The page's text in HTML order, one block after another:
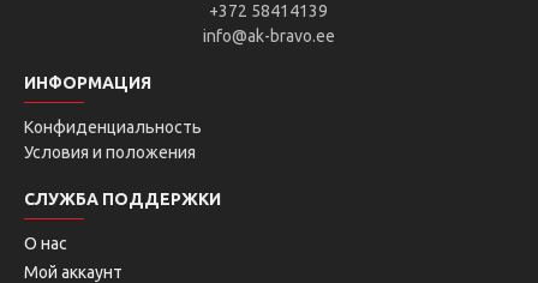
+372 58414139
info@ak-bravo.ee
ИНФОРМАЦИЯ
Конфиденциальность
Условия и положения
СЛУЖБА ПОДДЕРЖКИ
О нас
Мой аккаунт